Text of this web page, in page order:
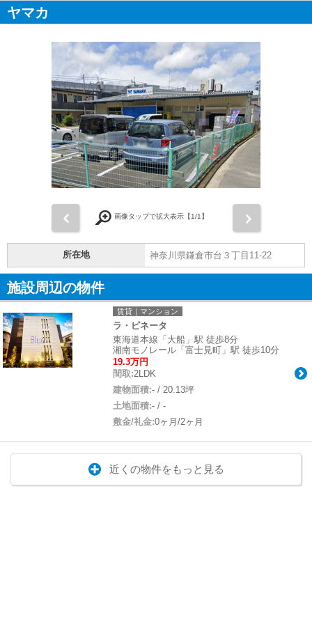
ヤマカ
画像タップで拡大表示【1/1】
所在地 神奈川県鎌倉市台３丁目11-22
施設周辺の物件
賃貸｜マンション
ラ・ピネータ
東海道本線「大船」駅 徒歩8分
湘南モノレール「富士見町」駅 徒歩10分
19.3万円
間取:2LDK
建物面積:- / 20.13坪
土地面積:- / -
敷金/礼金:0ヶ月/2ヶ月
近くの物件をもっと見る